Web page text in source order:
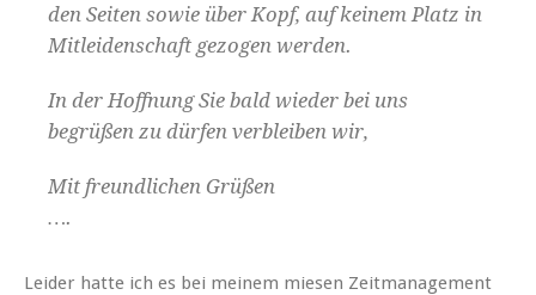
den Seit­en sowie über Kopf, auf keinem Platz in
Mitlei­den­schaft gezo­gen werden.
In der Hoff­nung Sie bald wieder bei uns
begrüßen zu dür­fen verbleiben wir,
Mit fre­undlichen Grüßen
….
Lei­der hat­te ich es bei meinem miesen Zeit­man­age­ment